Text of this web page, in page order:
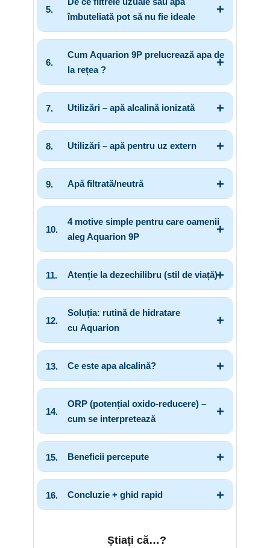
îmbuteliată pot să nu fie ideale
Cum Aquarion 9P prelucrează apa de
la rețea ?
Utilizări – apă alcalină ionizată
Utilizări – apă pentru uz extern
Apă filtrată/neutră
4 motive simple pentru care oamenii
aleg Aquarion 9P
Atenție la dezechilibru (stil de viață)
Soluția: rutină de hidratare
cu Aquarion
Ce este apa alcalină?
ORP (potențial oxido-reducere) –
cum se interpretează
Beneficii percepute
Concluzie + ghid rapid
Știați că…?